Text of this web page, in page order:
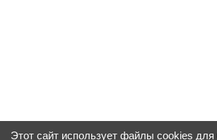
Этот сайт использует файлы cookies